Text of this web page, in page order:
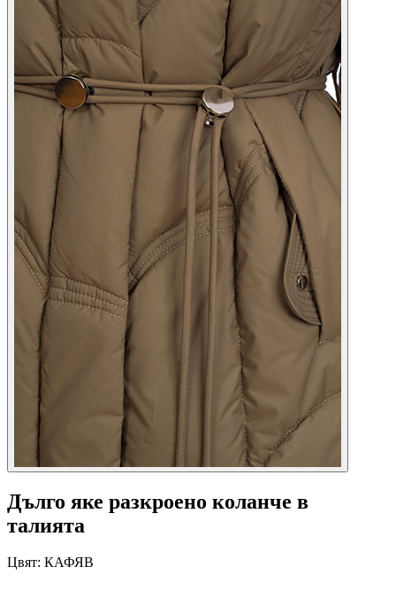
Дълго яке разкроено коланче в
талията
Цвят: КАФЯВ